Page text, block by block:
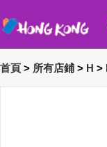
首頁 > 所有店鋪 > H >